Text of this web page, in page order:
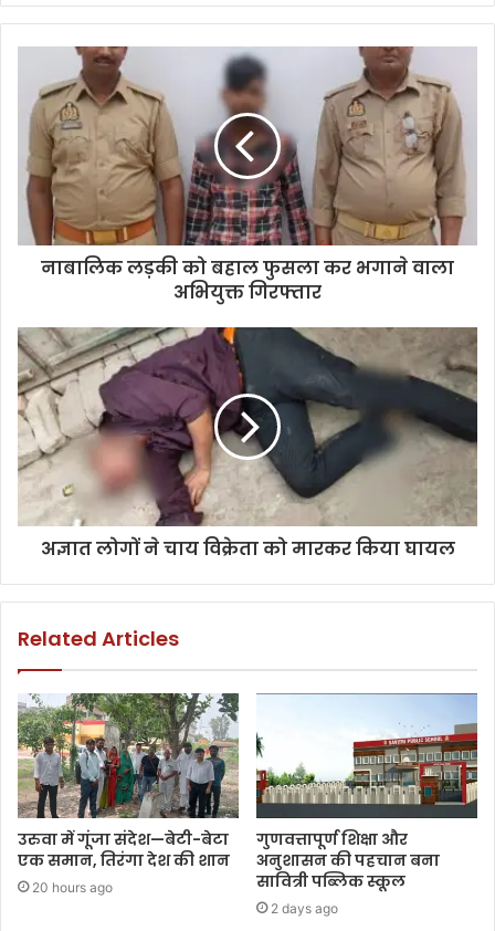
नाबालिक लड़की को बहाल फुसला कर भगाने वाला
अभियुक्त गिरफ्तार
अज्ञात लोगों ने चाय विक्रेता को मारकर किया घायल
Related Articles
उरुवा में गूंजा संदेश—बेटी-बेटा
एक समान, तिरंगा देश की शान
20 hours ago
गुणवत्तापूर्ण शिक्षा और
अनुशासन की पहचान बना
सावित्री पब्लिक स्कूल
2 days ago